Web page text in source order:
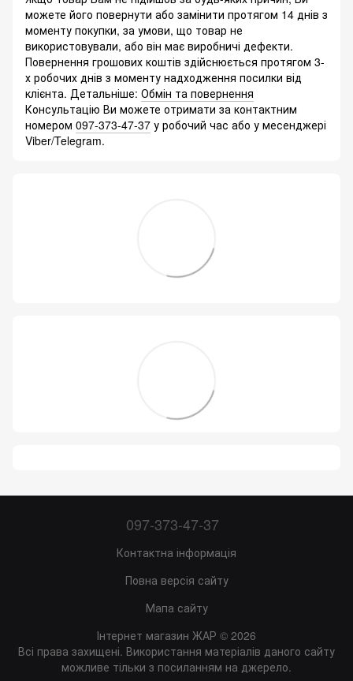
можете його повернути або замінити протягом 14 днів з
моменту покупки, за умови, що товар не
використовували, або він має виробничі дефекти.
Повернення грошових коштів здійснюється протягом 3-
х робочих днів з моменту надходження посилки від
клієнта. Детальніше: Обмін та повернення
Консультацію Ви можете отримати за контактним
номером 097-373-47-37 у робочий час або у месенджері
Viber/Telegram.
097-373-47-37
Контактна інформація
Повна версія сайту
Мапа сайту
Інтернет магазин ЖАР © 2026
Всі права захищені. Використання матеріалів даного сайту
можливе тільки з посиланням на джерело.